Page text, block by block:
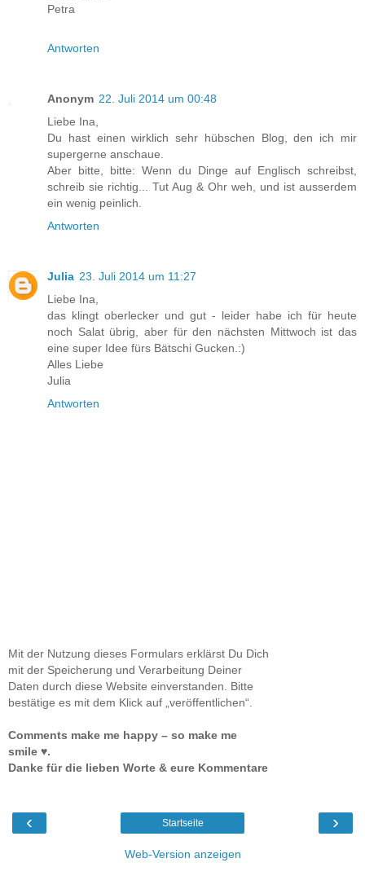
Petra
Antworten
Anonym 22. Juli 2014 um 00:48
Liebe Ina,
Du hast einen wirklich sehr hübschen Blog, den ich mir
supergerne anschaue.
Aber bitte, bitte: Wenn du Dinge auf Englisch schreibst,
schreib sie richtig... Tut Aug & Ohr weh, und ist ausserdem
ein wenig peinlich.
Antworten
Julia 23. Juli 2014 um 11:27
Liebe Ina,
das klingt oberlecker und gut - leider habe ich für heute
noch Salat übrig, aber für den nächsten Mittwoch ist das
eine super Idee fürs Bätschi Gucken.:)
Alles Liebe
Julia
Antworten
Mit der Nutzung dieses Formulars erklärst Du Dich
mit der Speicherung und Verarbeitung Deiner
Daten durch diese Website einverstanden. Bitte
bestätige es mit dem Klick auf „veröffentlichen“.
Comments make me happy – so make me
smile ♥.
Danke für die lieben Worte & eure Kommentare
‹ ›
Startseite
Web-Version anzeigen